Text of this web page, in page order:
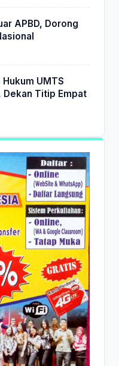
APBD, Dorong
UMTS
Dekan Titip Empat